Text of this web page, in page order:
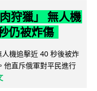
狩獵」 無人機
仍被炸傷
機追擊近 40 秒後被炸
他直斥俄軍對平民進行